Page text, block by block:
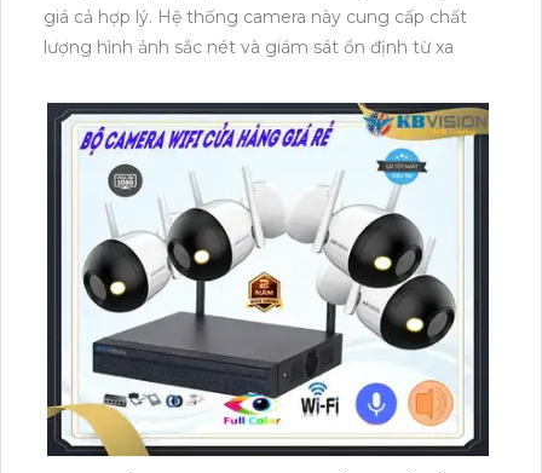
giá cả hợp lý. Hệ thống camera này cung cấp chất
lượng hình ảnh sắc nét và giám sát ổn định từ xa